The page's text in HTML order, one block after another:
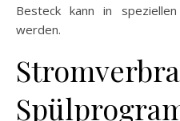
Besteck kann in
werden.